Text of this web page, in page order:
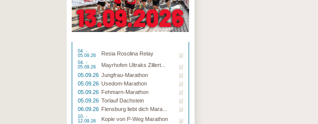
04. -
05.09.26
Resia Rosolina Relay
04. -
05.09.26
Mayrhofen Ultraks Zillert...
05.09.26 Jungfrau-Marathon
05.09.26 Usedom-Marathon
05.09.26 Fehmarn-Marathon
05.09.26 Torlauf Dachstein
06.09.26 Flensburg liebt dich Mara...
10. -
12.09.26
Kopie von P-Weg Marathon